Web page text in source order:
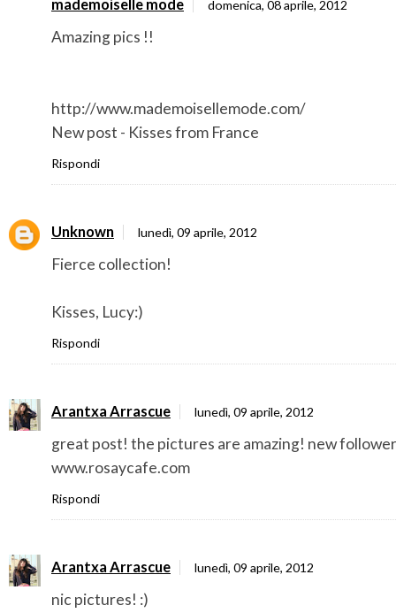
mademoiselle mode domenica, 08 aprile, 2012
Amazing pics !!
http://www.mademoisellemode.com/
New post - Kisses from France
Rispondi
Unknown lunedì, 09 aprile, 2012
Fierce collection!
Kisses, Lucy:)
Rispondi
Arantxa Arrascue lunedì, 09 aprile, 2012
great post! the pictures are amazing! new
www.rosaycafe.com
Rispondi
Arantxa Arrascue lunedì, 09 aprile, 2012
nic pictures! :)